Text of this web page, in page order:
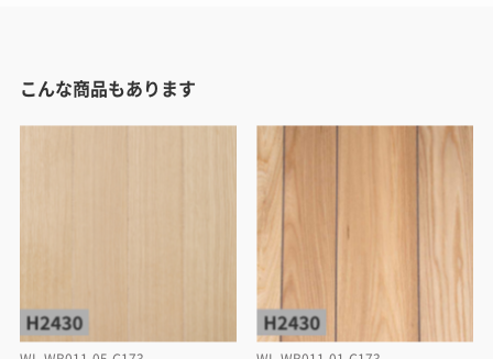
こんな商品もあります